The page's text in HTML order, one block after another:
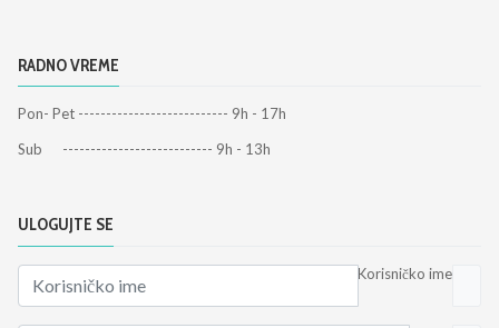
RADNO VREME
Pon- Pet --------------------------- 9h - 17h
Sub --------------------------- 9h - 13h
ULOGUJTE SE
Korisničko ime